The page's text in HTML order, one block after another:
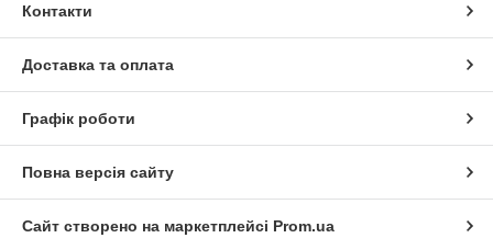
Контакти
Доставка та оплата
Графік роботи
Повна версія сайту
Сайт створено на маркетплейсі Prom.ua